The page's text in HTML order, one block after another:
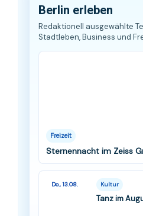
Berlin erleben
Redaktionell ausgewählte
Stadtleben, Business und
Freizeit
Sternennacht im Zeiss
Do., 13.08. Kultur
Tanz im